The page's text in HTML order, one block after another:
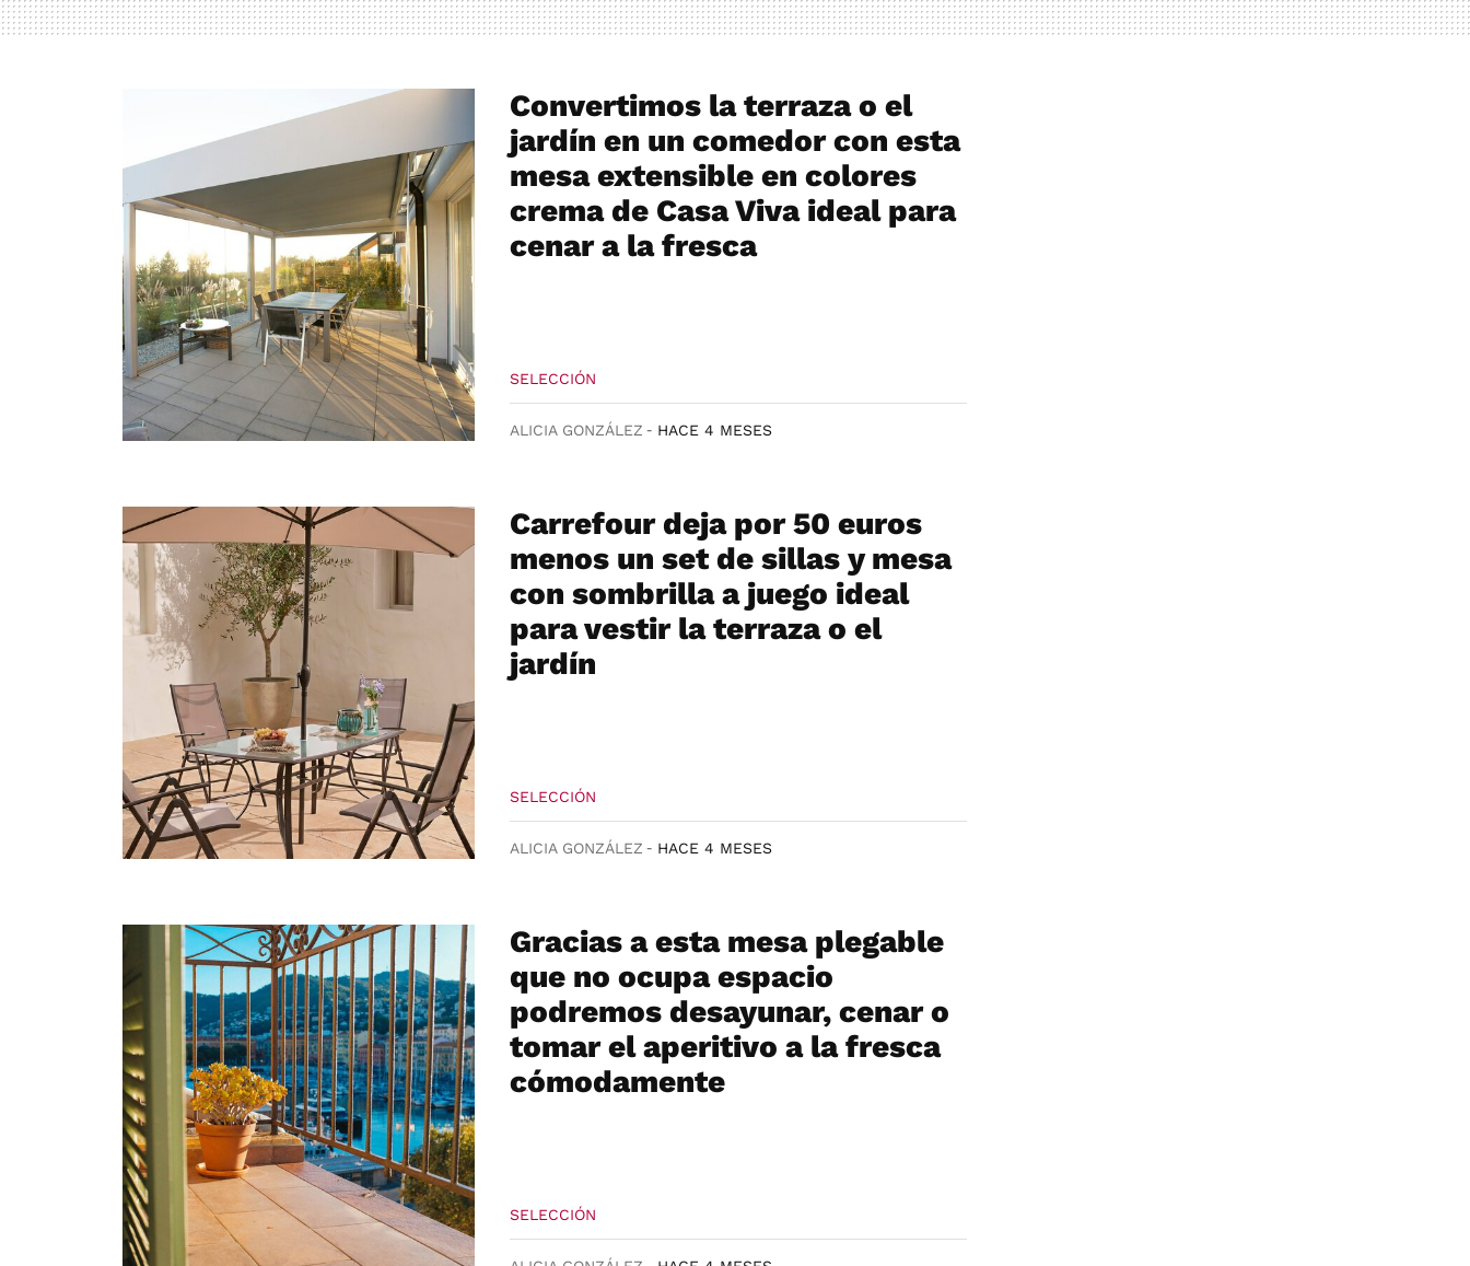
Convertimos la terraza o el
jardín en un comedor con esta
mesa extensible en colores
crema de Casa Viva ideal para
cenar a la fresca
SELECCIÓN
ALICIA GONZÁLEZ HACE 4 MESES
Carrefour deja por 50 euros
menos un set de sillas y mesa
con sombrilla a juego ideal
para vestir la terraza o el
jardín
SELECCIÓN
ALICIA GONZÁLEZ HACE 4 MESES
Gracias a esta mesa plegable
que no ocupa espacio
podremos desayunar, cenar o
tomar el aperitivo a la fresca
cómodamente
SELECCIÓN